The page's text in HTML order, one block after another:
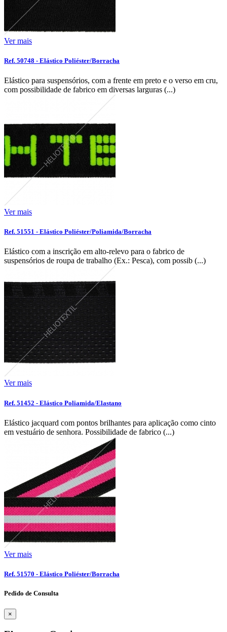
Ver mais
Ref. 50748 - Elástico Poliéster/Borracha
Elástico para suspensórios, com a frente em preto e o verso em cru,
com possibilidade de fabrico em diversas larguras (...)
Ver mais
Ref. 51551 - Elástico Poliéster/Poliamida/Borracha
Elástico com a inscrição em alto-relevo para o fabrico de
suspensórios de roupa de trabalho (Ex.: Pesca), com possib (...)
Ver mais
Ref. 51452 - Elástico Poliamida/Elastano
Elástico jacquard com pontos brilhantes para aplicação como cinto
em vestuário de senhora. Possibilidade de fabrico (...)
Ver mais
Ref. 51570 - Elástico Poliéster/Borracha
Pedido de Consulta
×